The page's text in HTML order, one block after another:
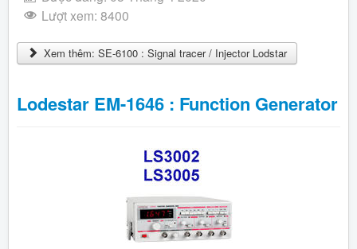
Lượt xem: 8400
Xem thêm: SE-6100 : Signal tracer / Injector Lodstar
Lodestar EM-1646 : Function Generator